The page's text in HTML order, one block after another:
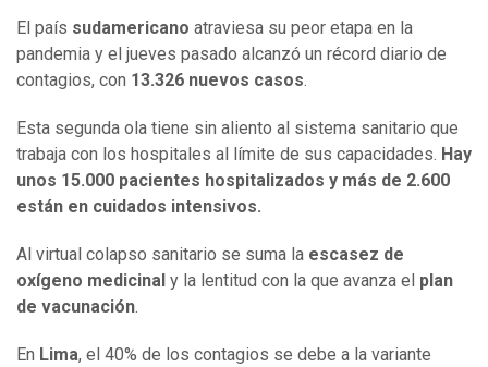
El país sudamericano atraviesa su peor etapa en la
pandemia y el jueves pasado alcanzó un récord diario de
contagios, con 13.326 nuevos casos.
Esta segunda ola tiene sin aliento al sistema sanitario que
trabaja con los hospitales al límite de sus capacidades. Hay
unos 15.000 pacientes hospitalizados y más de 2.600
están en cuidados intensivos.
Al virtual colapso sanitario se suma la escasez de
oxígeno medicinal y la lentitud con la que avanza el plan
de vacunación.
En Lima, el 40% de los contagios se debe a la variante